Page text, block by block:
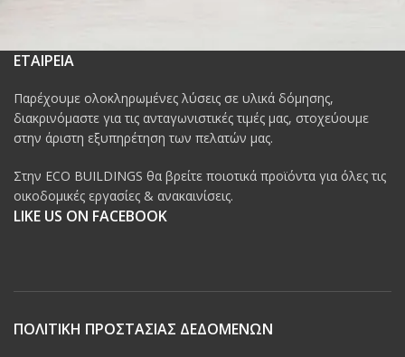
ΕΤΑΙΡΕΙΑ
Παρέχουμε ολοκληρωμένες λύσεις σε υλικά δόμησης,
διακρινόμαστε για τις ανταγωνιστικές τιμές μας, στοχεύουμε
στην άριστη εξυπηρέτηση των πελατών μας.
Στην ECO BUILDINGS θα βρείτε ποιοτικά προϊόντα για όλες τις
οικοδομικές εργασίες & ανακαινίσεις.
LIKE US ON FACEBOOK
ΠΟΛΙΤΙΚΗ ΠΡΟΣΤΑΣΙΑΣ ΔΕΔΟΜΕΝΩΝ